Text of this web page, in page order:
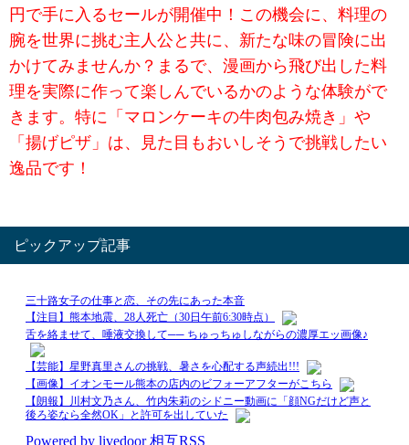
円で手に入るセールが開催中！この機会に、料理の
腕を世界に挑む主人公と共に、新たな味の冒険に出
かけてみませんか？まるで、漫画から飛び出した料
理を実際に作って楽しんでいるかのような体験がで
きます。特に「マロンケーキの牛肉包み焼き」や
「揚げピザ」は、見た目もおいしそうで挑戦したい
逸品です！
ピックアップ記事